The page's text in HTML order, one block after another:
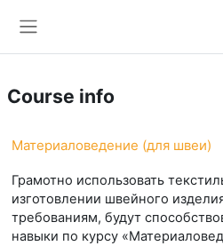
Course info
Материаловедение (для швеи)
Грамотно использовать
изготовлении швейного
требованиям, будут
навыки по курсу